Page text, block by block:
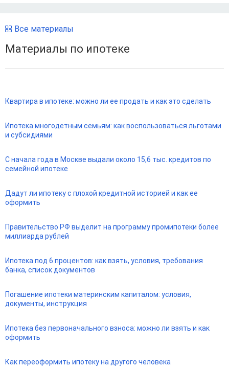
Все материалы
Материалы по ипотеке
Квартира в ипотеке: можно ли ее продать и как это сделать
Ипотека многодетным семьям: как воспользоваться льготами
и субсидиями
С начала года в Москве выдали около 15,6 тыс. кредитов по
семейной ипотеке
Дадут ли ипотеку с плохой кредитной историей и как ее
оформить
Правительство РФ выделит на программу промипотеки более
миллиарда рублей
Ипотека под 6 процентов: как взять, условия, требования
банка, список документов
Погашение ипотеки материнским капиталом: условия,
документы, инструкция
Ипотека без первоначального взноса: можно ли взять и как
оформить
Как переоформить ипотеку на другого человека